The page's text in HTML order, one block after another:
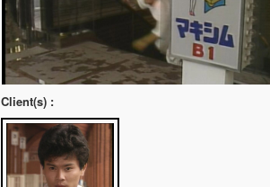
Client(s) :